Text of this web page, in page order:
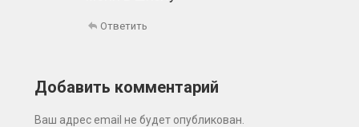
Ответить
Добавить комментарий
Ваш адрес email не будет опубликован.